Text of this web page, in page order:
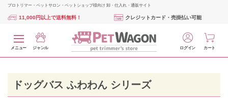
プロトリマー・ペットサロン・ペットショップ様向け 卸・仕入れ・通販サイト
11,000円以上で送料無料！ クレジットカード・売掛払い可能
メニュー ジャンル ログイン カート
ドッグバス ふわわん シリーズ